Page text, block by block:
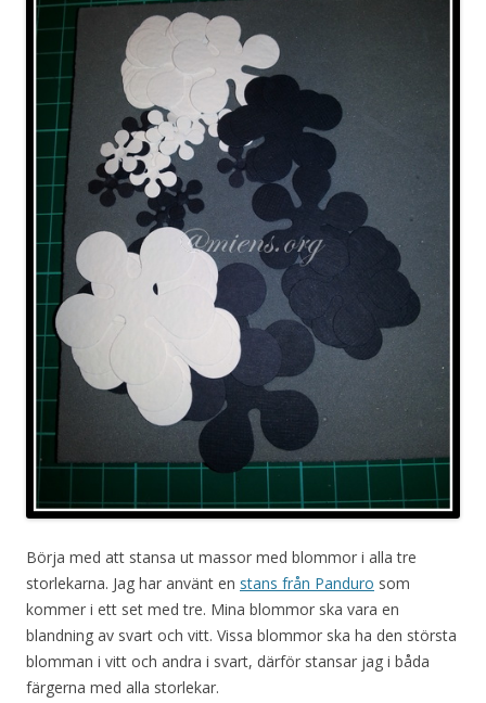
Börja med att stansa ut massor med blommor i alla tre
storlekarna. Jag har använt en stans från Panduro som
kommer i ett set med tre. Mina blommor ska vara en
blandning av svart och vitt. Vissa blommor ska ha den största
blomman i vitt och andra i svart, därför stansar jag i båda
färgerna med alla storlekar.